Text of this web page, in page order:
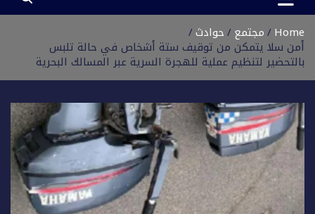
Home مجتمع حوادث
أمن سلا يتمكن من توقيف ستة أشخاص في حالة تلبس
بالتحضير لتنظيم عملية للهجرة السرية عبر المسالك البحرية